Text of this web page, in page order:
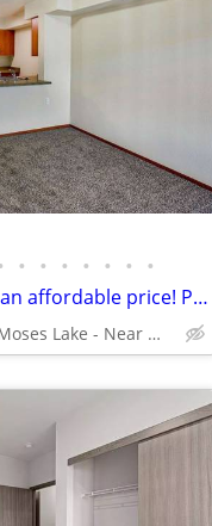
• • • • • • •
Amazing 2 Bedroom at an affordable price! Pioneer Village Senior Apart
Moses Lake - Near Moses Lake High School